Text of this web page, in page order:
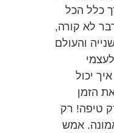
כלל הכל
לא קורה,
והעולם
יכול
הזמן
טיפה! רק
אמש